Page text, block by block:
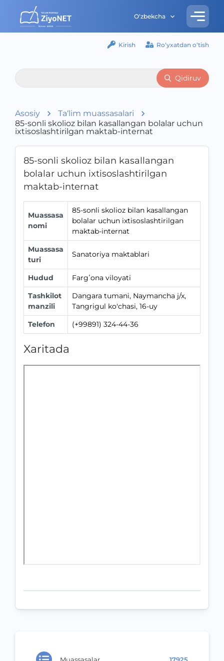
O‘zbekcha
Kirish Ro‘yxatdan o‘tish
Qidiruv
Asosiy
Ta‘lim muassasalari
85-sonli skolioz bilan kasallangan bolalar uchun
ixtisoslashtirilgan maktab-internat
85-sonli skolioz bilan kasallangan
bolalar uchun ixtisoslashtirilgan
maktab-internat
Muassasa
nomi
85-sonli skolioz bilan kasallangan
bolalar uchun ixtisoslashtirilgan
maktab-internat
Muassasa
turi
Sanatoriya maktablari
Hudud
Fargʻona viloyati
Tashkilot
manzili
Dangara tumani, Naymancha j/x,
Tangrigul ko'chasi, 16-uy
Telefon
(+99891) 324-44-36
Xaritada